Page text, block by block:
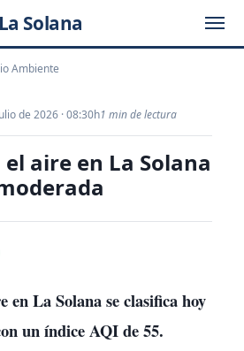
Solana
Ambiente
de 2026 · 08:30h1 min de lectura
aire en La Solana
en La Solana se clasifica hoy
un índice AQI de 55.